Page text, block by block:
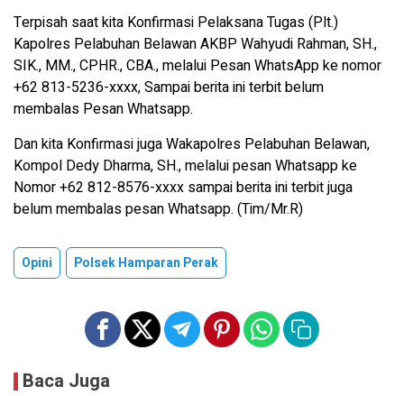
Terpisah saat kita Konfirmasi Pelaksana Tugas (Plt.)
Kapolres Pelabuhan Belawan AKBP Wahyudi Rahman, SH.,
SIK., MM., CPHR., CBA., melalui Pesan WhatsApp ke nomor
+62 813-5236-xxxx, Sampai berita ini terbit belum
membalas Pesan Whatsapp.
Dan kita Konfirmasi juga Wakapolres Pelabuhan Belawan,
Kompol Dedy Dharma, SH., melalui pesan Whatsapp ke
Nomor +62 812-8576-xxxx sampai berita ini terbit juga
belum membalas pesan Whatsapp. (Tim/Mr.R)
Opini Polsek Hamparan Perak
Baca Juga